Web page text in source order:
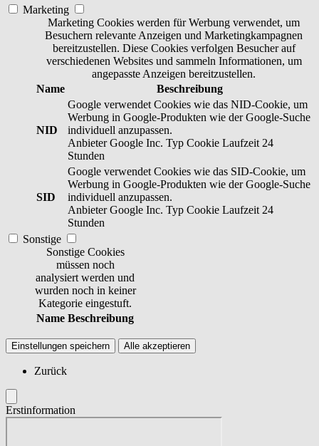
Marketing
Marketing Cookies werden für Werbung verwendet, um
Besuchern relevante Anzeigen und Marketingkampagnen
bereitzustellen. Diese Cookies verfolgen Besucher auf
verschiedenen Websites und sammeln Informationen, um
angepasste Anzeigen bereitzustellen.
Name
Beschreibung
NID
Google verwendet Cookies wie das NID-Cookie, um
Werbung in Google-Produkten wie der Google-Suche
individuell anzupassen.
Anbieter Google Inc. Typ Cookie Laufzeit 24
Stunden
SID
Google verwendet Cookies wie das SID-Cookie, um
Werbung in Google-Produkten wie der Google-Suche
individuell anzupassen.
Anbieter Google Inc. Typ Cookie Laufzeit 24
Stunden
Sonstige
Sonstige Cookies
müssen noch
analysiert werden und
wurden noch in keiner
Kategorie eingestuft.
Name Beschreibung
Einstellungen speichern Alle akzeptieren
Zurück
Erstinformation